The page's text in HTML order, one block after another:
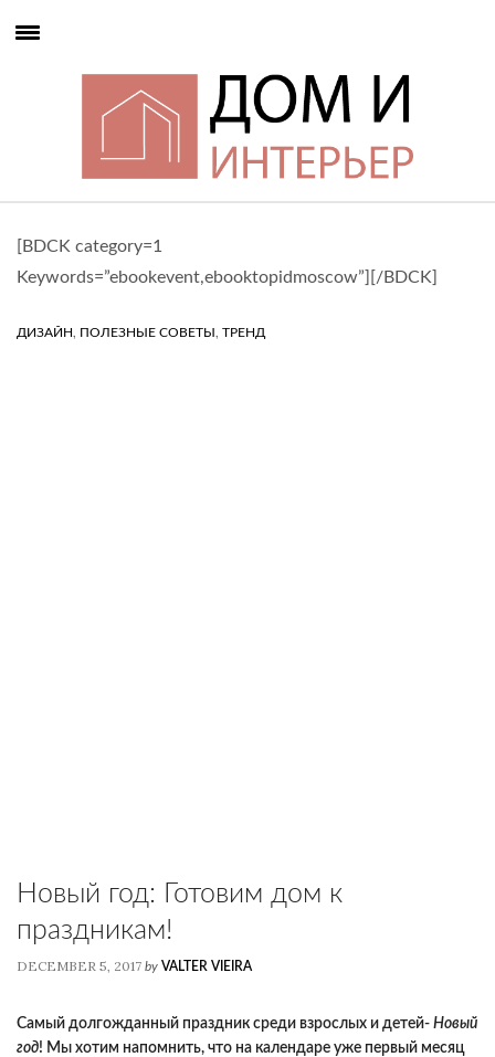
[BDCK category=1
Keywords=”ebookevent,ebooktopidmoscow”][/BDCK]
ДИЗАЙН, ПОЛЕЗНЫЕ СОВЕТЫ, ТРЕНД
Новый год: Готовим дом к
праздникам!
DECEMBER 5, 2017 by VALTER VIEIRA
Самый долгожданный праздник среди взрослых и детей- Новый
год! Мы хотим напомнить, что на календаре уже первый месяц